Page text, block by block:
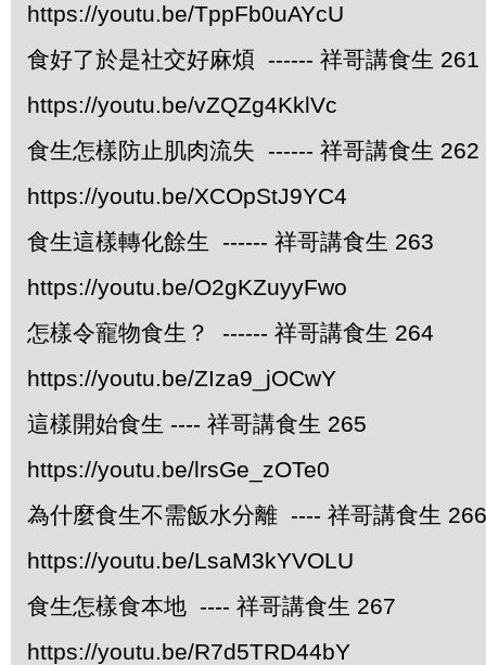
https://youtu.be/TppFb0uAYcU
食好了於是社交好麻煩 ------ 祥哥講食生 261
https://youtu.be/vZQZg4KklVc
食生怎樣防止肌肉流失 ------ 祥哥講食生 262
https://youtu.be/XCOpStJ9YC4
食生這樣轉化餘生 ------ 祥哥講食生 263
https://youtu.be/O2gKZuyyFwo
怎樣令寵物食生？ ------ 祥哥講食生 264
https://youtu.be/ZIza9_jOCwY
這樣開始食生 ---- 祥哥講食生 265
https://youtu.be/lrsGe_zOTe0
為什麼食生不需飯水分離 ---- 祥哥講食生 266
https://youtu.be/LsaM3kYVOLU
食生怎樣食本地 ---- 祥哥講食生 267
https://youtu.be/R7d5TRD44bY